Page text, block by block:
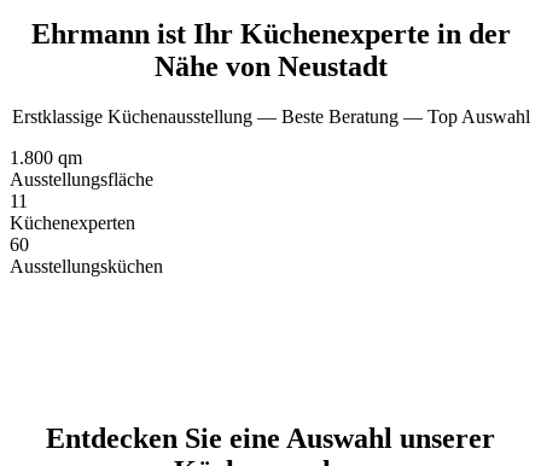
Ehrmann ist Ihr Küchenexperte in der
Nähe von Neustadt
Erstklassige Küchenausstellung‭ ‬— Beste Beratung — Top Auswahl
1.800 qm
Ausstellungsfläche
11
Küchenexperten
60
Ausstellungsküchen
Entdecken Sie eine Auswahl unserer